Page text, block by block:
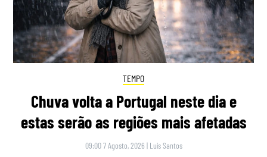
TEMPO
Chuva volta a Portugal neste dia e
estas serão as regiões mais afetadas
09:00 7 Agosto, 2026 | Luís Santos